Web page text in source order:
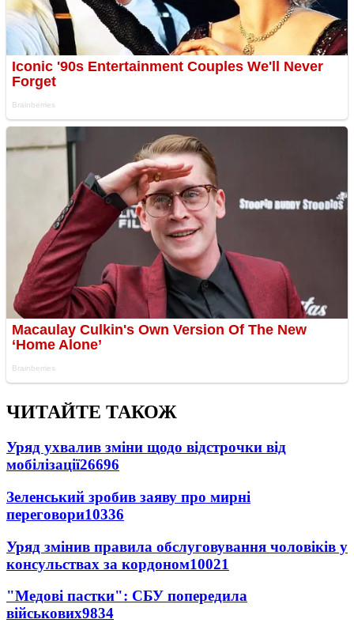
ЧИТАЙТЕ ТАКОЖ
Уряд ухвалив зміни щодо відстрочки від
мобілізації26696
Зеленський зробив заяву про мирні
переговори10336
Уряд змінив правила обслуговування чоловіків у
консульствах за кордоном10021
"Медові пастки": СБУ попередила
військових9834